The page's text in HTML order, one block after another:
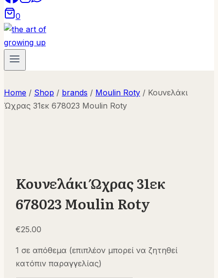
0
Home / Shop / brands / Moulin Roty / Κουνελάκι
Ώχρας 31εκ 678023 Moulin Roty
Κουνελάκι Ώχρας 31εκ
678023 Moulin Roty
€25.00
1 σε απόθεμα (επιπλέον μπορεί να ζητηθεί
κατόπιν παραγγελίας)